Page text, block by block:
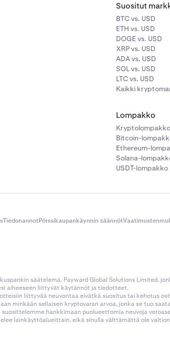
Suositut
BTC vs. USD
ETH vs. USD
DOGE vs. USD
XRP vs. USD
ADA vs. USD
SOL vs. USD
LTC vs. USD
Kaikki
Lompakko
Kryptolompakko
Bitcoin-
Ethereum-
Solana-
USDT-lompakko
TiedonannotPörssikaupankäynnin säännöt
säätelemä. Payward Global Solutions Limited,
aiheeseen liittyvät käytännöt ja tiedotteet.
liittyvää neuvontaa eivätkä suositus tai kehotus
minkään sellaisen kryptovaran arvoa, jonka se tuo
hankkimaan puolueettomia neuvoja
lainkäyttöalueittain, eikä sinulla välttämättä ole